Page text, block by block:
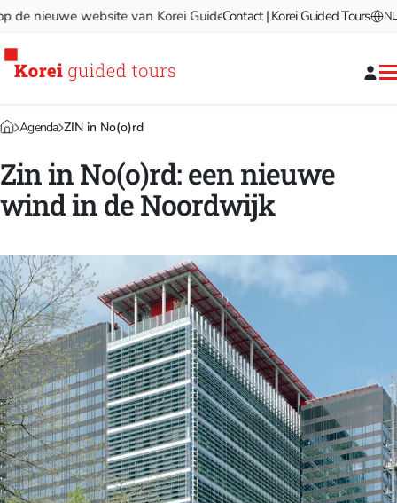
nieuwe website van Korei Guided Tours! Welkom op de
Contact | Korei Guided Tours NL
Agenda ZIN in No(o)rd
Zin in No(o)rd: een nieuwe
wind in de Noordwijk